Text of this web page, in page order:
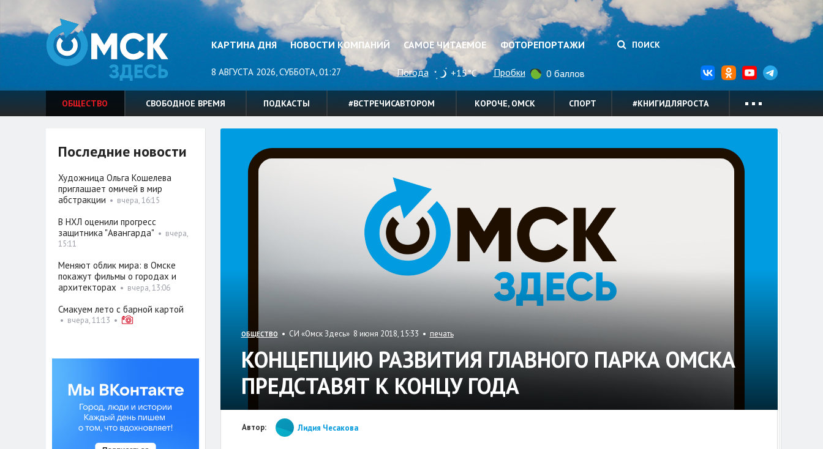
КАРТИНА ДНЯ НОВОСТИ КОМПАНИЙ САМОЕ ЧИТАЕМОЕ ФОТОРЕПОРТАЖИ ПОИСК
8 АВГУСТА 2026, СУББОТА, 01:27 Погода +15°C Пробки 0 баллов
ОБЩЕСТВО СВОБОДНОЕ ВРЕМЯ ПОДКАСТЫ #ВСТРЕЧИСАВТОРОМ КОРОЧЕ, ОМСК СПОРТ #КНИГИДЛЯРОСТА
ОБЩЕСТВО • СИ «Омск Здесь» 8 июня 2018, 15:33 • печать
КОНЦЕПЦИЮ РАЗВИТИЯ ГЛАВНОГО ПАРКА ОМСКА
ПРЕДСТАВЯТ К КОНЦУ ГОДА
Автор: Лидия Чесакова
Последние новости
Художница Ольга Кошелева
приглашает омичей в мир
абстракции • вчера, 16:15
В НХЛ оценили прогресс
защитника "Авангарда" • вчера,
15:11
Меняют облик мира: в Омске
покажут фильмы о городах и
архитекторах • вчера, 13:06
Смакуем лето с барной картой
• вчера, 11:13 •